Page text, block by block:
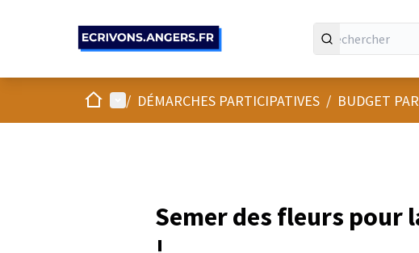
AccueilMenu principal
/ DÉMARCHES PARTICIPATIVES / BUDGET
Semer des fleurs pour